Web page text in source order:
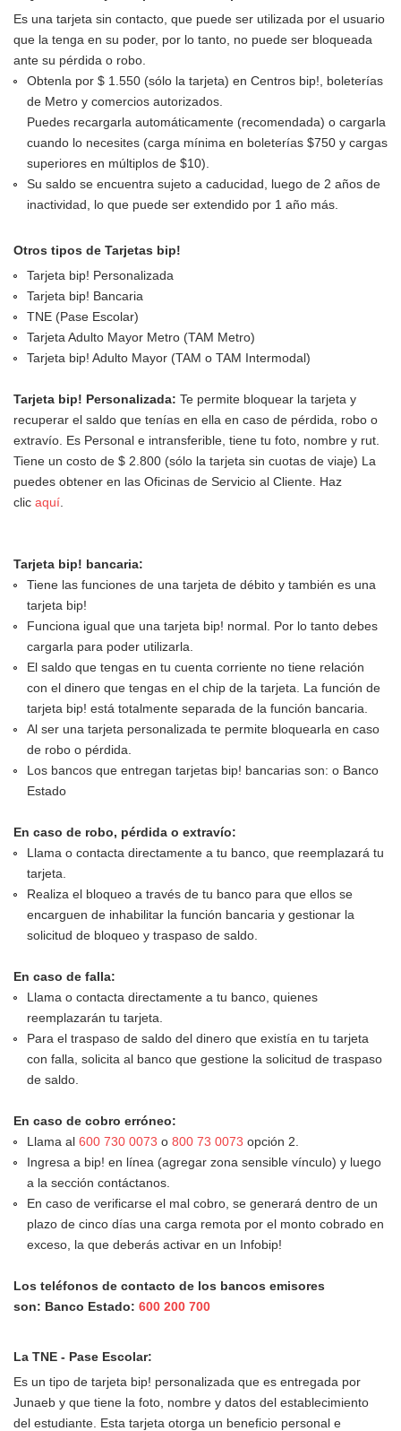
Es una tarjeta sin contacto, que puede ser utilizada por el usuario
que la tenga en su poder, por lo tanto, no puede ser bloqueada
ante su pérdida o robo.
Obtenla por $ 1.550 (sólo la tarjeta) en Centros bip!, boleterías
de Metro y comercios autorizados.
Puedes recargarla automáticamente (recomendada) o cargarla
cuando lo necesites (carga mínima en boleterías $750 y cargas
superiores en múltiplos de $10).
Su saldo se encuentra sujeto a caducidad, luego de 2 años de
inactividad, lo que puede ser extendido por 1 año más.
Otros tipos de Tarjetas bip!
Tarjeta bip! Personalizada
Tarjeta bip! Bancaria
TNE (Pase Escolar)
Tarjeta Adulto Mayor Metro (TAM Metro)
Tarjeta bip! Adulto Mayor (TAM o TAM Intermodal)
Tarjeta bip! Personalizada: Te permite bloquear la tarjeta y
recuperar el saldo que tenías en ella en caso de pérdida, robo o
extravío. Es Personal e intransferible, tiene tu foto, nombre y rut.
Tiene un costo de $ 2.800 (sólo la tarjeta sin cuotas de viaje) La
puedes obtener en las Oficinas de Servicio al Cliente. Haz
clic aquí
Tarjeta bip! bancaria:
Tiene las funciones de una tarjeta de débito y también es una
tarjeta bip!
Funciona igual que una tarjeta bip! normal. Por lo tanto debes
cargarla para poder utilizarla.
El saldo que tengas en tu cuenta corriente no tiene relación
con el dinero que tengas en el chip de la tarjeta. La función de
tarjeta bip! está totalmente separada de la función bancaria.
Al ser una tarjeta personalizada te permite bloquearla en caso
de robo o pérdida.
Los bancos que entregan tarjetas bip! bancarias son: o Banco
Estado
En caso de robo, pérdida o extravío:
Llama o contacta directamente a tu banco, que reemplazará tu
tarjeta.
Realiza el bloqueo a través de tu banco para que ellos se
encarguen de inhabilitar la función bancaria y gestionar la
solicitud de bloqueo y traspaso de saldo.
En caso de falla:
Llama o contacta directamente a tu banco, quienes
reemplazarán tu tarjeta.
Para el traspaso de saldo del dinero que existía en tu tarjeta
con falla, solicita al banco que gestione la solicitud de traspaso
de saldo.
En caso de cobro erróneo:
Llama al 600 730 0073 o 800 73 0073 opción 2.
Ingresa a bip! en línea (agregar zona sensible vínculo) y luego
a la sección contáctanos.
En caso de verificarse el mal cobro, se generará dentro de un
plazo de cinco días una carga remota por el monto cobrado en
exceso, la que deberás activar en un Infobip!
Los teléfonos de contacto de los bancos emisores
son: Banco Estado: 600 200 700
La TNE - Pase Escolar:
Es un tipo de tarjeta bip! personalizada que es entregada por
Junaeb y que tiene la foto, nombre y datos del establecimiento
del estudiante. Esta tarjeta otorga un beneficio personal e